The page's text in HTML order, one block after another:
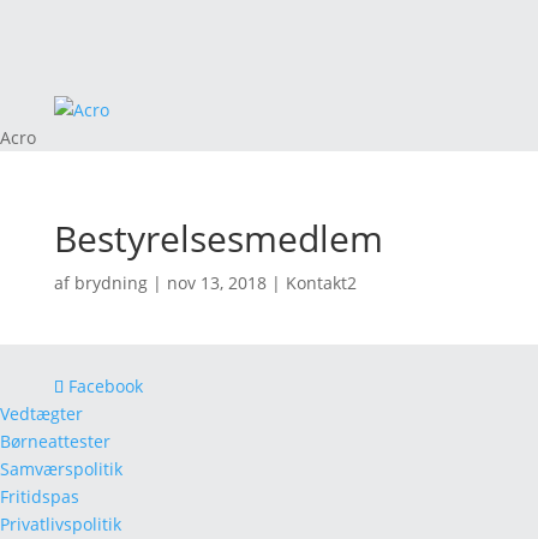
Acro
Bestyrelsesmedlem
af brydning| nov 13, 2018| Kontakt2
Facebook
Vedtægter
Børneattester
Samværspolitik
Fritidspas
Privatlivspolitik